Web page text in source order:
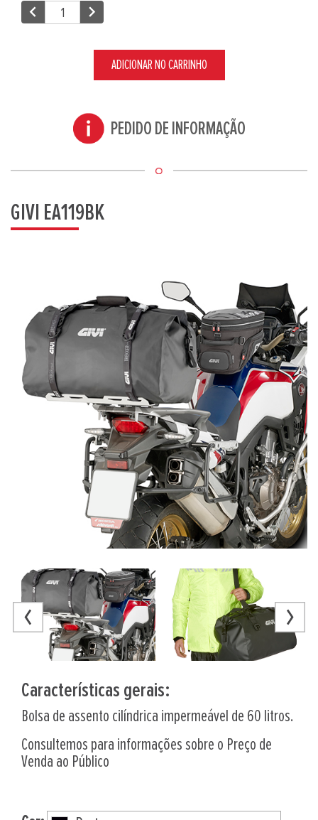
chevron_left chevron_right
ADICIONAR NO CARRINHO
PEDIDO DE INFORMAÇÃO
GIVI EA119BK
Características gerais:
Bolsa de assento cilíndrica impermeável de 60 litros.
Consultemos para informações sobre o Preço de
Venda ao Público